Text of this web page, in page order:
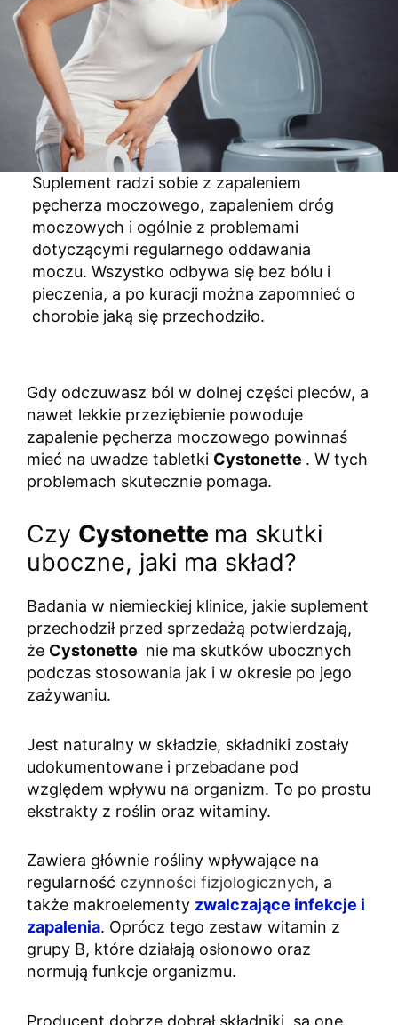
Suplement radzi sobie z zapaleniem
pęcherza moczowego, zapaleniem dróg
moczowych i ogólnie z problemami
dotyczącymi regularnego oddawania
moczu. Wszystko odbywa się bez bólu i
pieczenia, a po kuracji można zapomnieć o
chorobie jaką się przechodziło.
Gdy odczuwasz ból w dolnej części pleców, a
nawet lekkie przeziębienie powoduje
zapalenie pęcherza moczowego powinnaś
mieć na uwadze tabletki Cystonette . W tych
problemach skutecznie pomaga.
Czy Cystonette ma skutki
uboczne, jaki ma skład?
Badania w niemieckiej klinice, jakie suplement
przechodził przed sprzedażą potwierdzają,
że Cystonette nie ma skutków ubocznych
podczas stosowania jak i w okresie po jego
zażywaniu.
Jest naturalny w składzie, składniki zostały
udokumentowane i przebadane pod
względem wpływu na organizm. To po prostu
ekstrakty z roślin oraz witaminy.
Zawiera głównie rośliny wpływające na
regularność czynności fizjologicznych, a
także makroelementy zwalczające infekcje i
zapalenia. Oprócz tego zestaw witamin z
grupy B, które działają osłonowo oraz
normują funkcje organizmu.
Producent dobrze dobrał składniki, są one